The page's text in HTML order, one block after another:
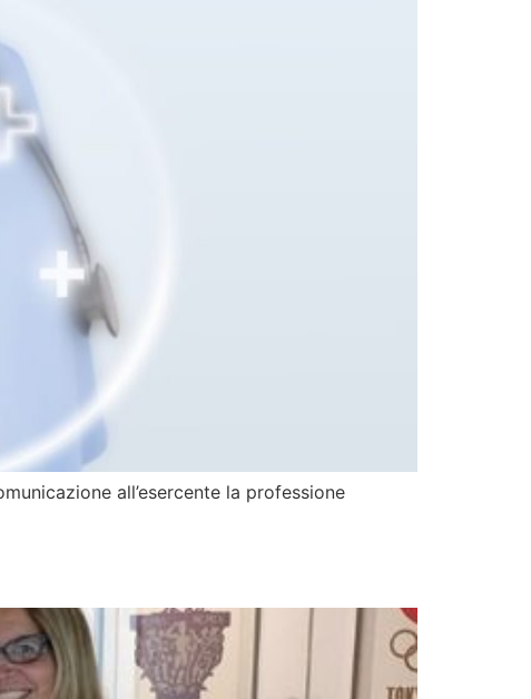
all’esercente la professione